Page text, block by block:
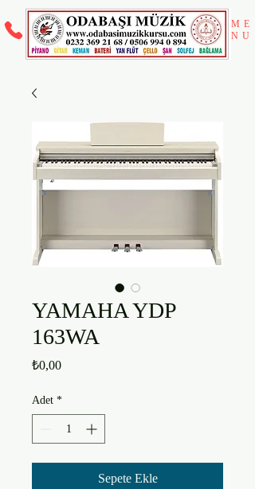
ME
NU
YAMAHA YDP
163WA
₺0,00Fiyat
Adet *
Sepete Ekle